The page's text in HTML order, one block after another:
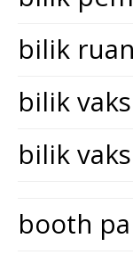
bilik
bilik
bilik
booth